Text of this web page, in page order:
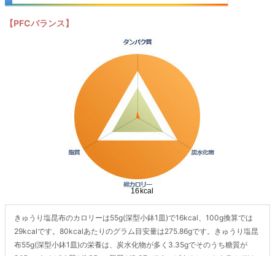
【PFCバランス】
きゅうり塩昆布のカロリーは55g(深型小鉢1皿)で16kcal、100g換算では
29kcalです。80kcalあたりのグラム目安量は275.86gです。きゅうり塩昆
布55g(深型小鉢1皿)の栄養は、炭水化物が多く3.35gでそのうち糖質が